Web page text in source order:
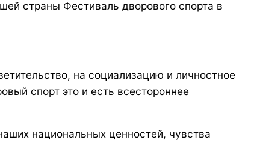
страны Фестиваль дворового спорта в
на социализацию и личностное
спорт это и есть всестороннее
национальных ценностей, чувства